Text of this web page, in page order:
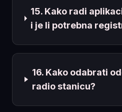
15. Kako radi
i je li potrebna
16. Kako odabrati
radio stanicu?